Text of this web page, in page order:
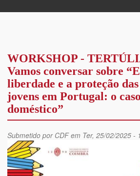
WORKSHOP -
Vamos conversar sobre
liberdade e a proteção
jovens em Portugal: o
doméstico”
Submetido por CDFem Ter, 25/02/2025 -